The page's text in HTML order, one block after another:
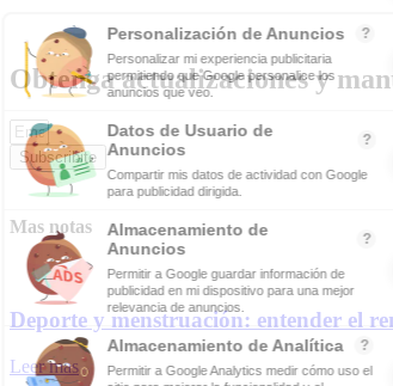
Obtenga actualizaciones y
Subscribite
Mas notas
Deporte y menstruación: entender el
Leer mas